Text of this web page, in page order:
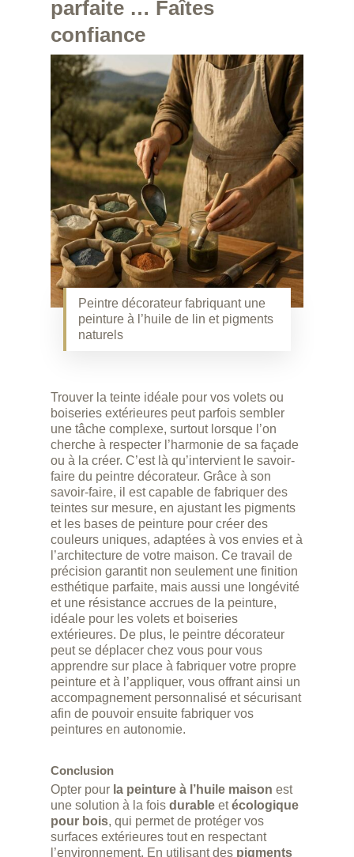
parfaite … Faîtes
confiance
Peintre décorateur fabriquant une
peinture à l’huile de lin et pigments
naturels
Trouver la teinte idéale pour vos volets ou
boiseries extérieures peut parfois sembler
une tâche complexe, surtout lorsque l’on
cherche à respecter l’harmonie de sa façade
ou à la créer. C’est là qu’intervient le savoir-
faire du peintre décorateur. Grâce à son
savoir-faire, il est capable de fabriquer des
teintes sur mesure, en ajustant les pigments
et les bases de peinture pour créer des
couleurs uniques, adaptées à vos envies et à
l’architecture de votre maison. Ce travail de
précision garantit non seulement une finition
esthétique parfaite, mais aussi une longévité
et une résistance accrues de la peinture,
idéale pour les volets et boiseries
extérieures. De plus, le peintre décorateur
peut se déplacer chez vous pour vous
apprendre sur place à fabriquer votre propre
peinture et à l’appliquer, vous offrant ainsi un
accompagnement personnalisé et sécurisant
afin de pouvoir ensuite fabriquer vos
peintures en autonomie.
Conclusion
Opter pour la peinture à l’huile maison est
une solution à la foisdurable etécologique
pour bois, qui permet de protéger vos
surfaces extérieures tout en respectant
l’environnement. En utilisant des pigments